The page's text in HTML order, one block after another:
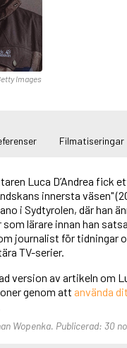
Images
Filmatiseringar
Luca D’Andrea fick
innersta väsen"
i Sydtyrolen, där han
som lärare innan han
journalist för tidningar
TV-serier.
version av artikeln om
genom att använda
Wopenka. Publicerad: 30